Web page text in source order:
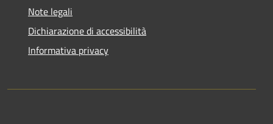
Note legali
Dichiarazione di accessibilità
Informativa privacy